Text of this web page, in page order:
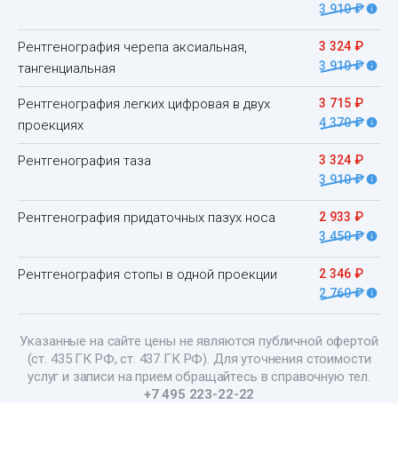
3 910 ₽
Рентгенография черепа аксиальная,
тангенциальная
3 324 ₽
3 910 ₽
Рентгенография легких цифровая в двух
проекциях
3 715 ₽
4 370 ₽
Рентгенография таза
3 324 ₽
3 910 ₽
Рентгенография придаточных пазух носа
2 933 ₽
3 450 ₽
Рентгенография стопы в одной проекции
2 346 ₽
2 760 ₽
Указанные на сайте цены не являются публичной офертой
(ст. 435 ГК РФ, ст. 437 ГК РФ). Для уточнения стоимости
услуг и записи на прием обращайтесь в справочную тел.
+7 495 223-22-22